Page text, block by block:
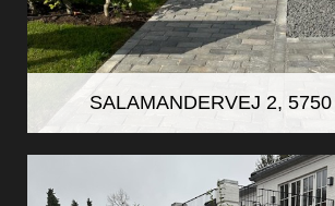
SALAMANDERVEJ 2,